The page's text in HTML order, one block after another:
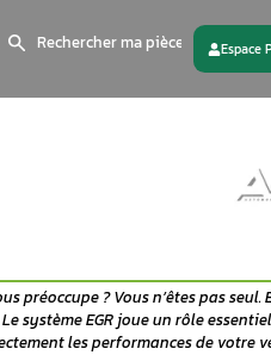
Contactez - nous